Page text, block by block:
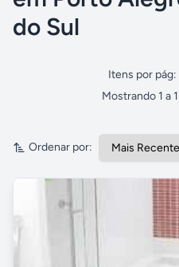
do Sul
Itens por pág:
Mostrando 1 a 1
Ordenar por: